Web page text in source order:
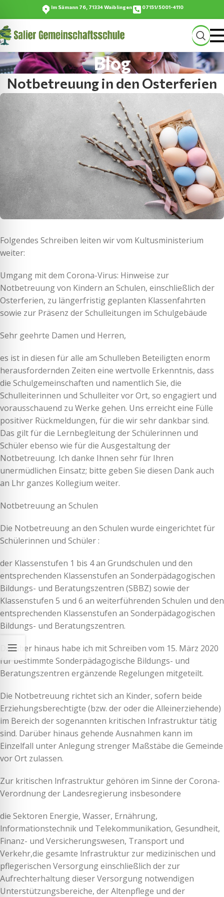
Im Sämann 76, 71334 Waiblingen 07151/5001-4110
Blog
Notbetreuung in den Osterferien
Folgendes Schreiben leiten wir vom Kultusministerium
weiter:
Umgang mit dem Corona-Virus: Hinweise zur
Notbetreuung von Kindern an Schulen, einschließlich der
Osterferien, zu längerfristig geplanten Klassenfahrten
sowie zur Präsenz der Schulleitungen im Schulgebäude
Sehr geehrte Damen und Herren,
es ist in diesen für alle am Schulleben Beteiligten enorm
herausfordernden Zeiten eine wertvolle Erkenntnis, dass
die Schulgemeinschaften und namentlich Sie, die
Schulleiterinnen und Schulleiter vor Ort, so engagiert und
vorausschauend zu Werke gehen. Uns erreicht eine Fülle
positiver Rückmeldungen, für die wir sehr dankbar sind.
Das gilt für die Lernbegleitung der Schülerinnen und
Schüler ebenso wie für die Ausgestaltung der
Notbetreuung. Ich danke Ihnen sehr für Ihren
unermüdlichen Einsatz; bitte geben Sie diesen Dank auch
an Lhr ganzes Kollegium weiter.
Notbetreuung an Schulen
Die Notbetreuung an den Schulen wurde eingerichtet für
Schülerinnen und Schüler :
der Klassenstufen 1 bis 4 an Grundschulen und den
entsprechenden Klassenstufen an Sonderpädagogischen
Bildungs- und Beratungszentren (SBBZ) sowie der
Klassenstufen 5 und 6 an weiterführenden Schulen und den
entsprechenden Klassenstufen an Sonderpädagogischen
Bildungs- und Beratungszentren.
Darüber hinaus habe ich mit Schreiben vom 15. März 2020
für bestimmte Sonderpädagogische Bildungs- und
Beratungszentren ergänzende Regelungen mitgeteilt.
Die Notbetreuung richtet sich an Kinder, sofern beide
Erziehungsberechtigte (bzw. der oder die Alleinerziehende)
im Bereich der sogenannten kritischen Infrastruktur tätig
sind. Darüber hinaus gehende Ausnahmen kann im
Einzelfall unter Anlegung strenger Maßstäbe die Gemeinde
vor Ort zulassen.
Zur kritischen lnfrastruktur gehören im Sinne der Corona-
Verordnung der Landesregierung insbesondere
die Sektoren Energie, Wasser, Ernährung,
lnformationstechnik und Telekommunikation, Gesundheit,
Finanz- und Versicherungswesen, Transport und
Verkehr,die gesamte lnfrastruktur zur medizinischen und
pflegerischen Versorgung einschließlich der zur
Aufrechterhaltung dieser Versorgung notwendigen
Unterstützungsbereiche, der Altenpflege und der